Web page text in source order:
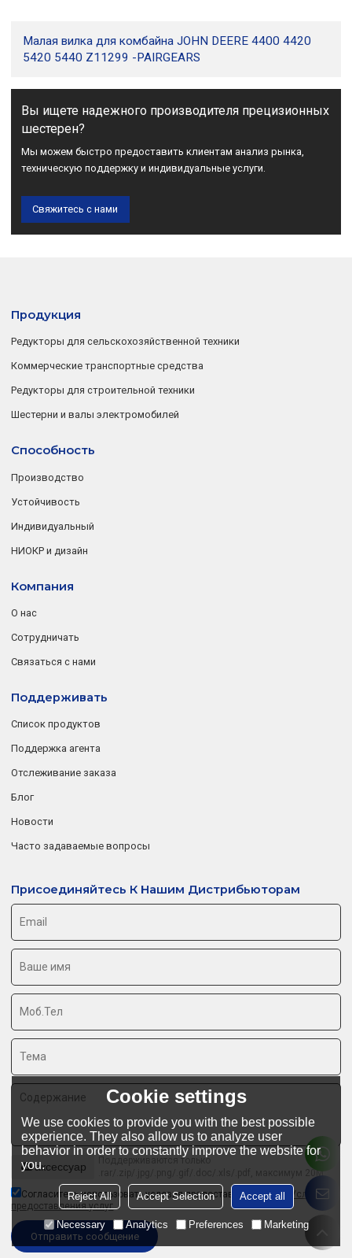
Малая вилка для комбайна JOHN DEERE 4400 4420
5420 5440 Z11299 -PAIRGEARS
Вы ищете надежного производителя прецизионных
шестерен?
Мы можем быстро предоставить клиентам анализ рынка,
техническую поддержку и индивидуальные услуги.
Свяжитесь с нами
Продукция
Редукторы для сельскохозяйственной техники
Коммерческие транспортные средства
Редукторы для строительной техники
Шестерни и валы электромобилей
Способность
Производство
Устойчивость
Индивидуальный
НИОКР и дизайн
Компания
О нас
Сотрудничать
Связаться с нами
Поддерживать
Список продуктов
Поддержка агента
Отслеживание заказа
Блог
Новости
Часто задаваемые вопросы
Присоединяйтесь К Нашим Дистрибьюторам
Поддерживаются только
.rar/.zip/.jpg/.png/.gif/.doc/.xls/.pdf, максимум 20M
аксессуар
Согласитесь использовать условия предоставления услуг,
Условия
предоставления услуг
Отправить сообщение
Cookie settings
We use cookies to provide you with the best possible
experience. They also allow us to analyze user
behavior in order to constantly improve the website for
you.
Reject All Accept Selection Accept all
Necessary Analytics Preferences Marketing